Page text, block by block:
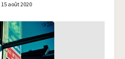
15 août 2020